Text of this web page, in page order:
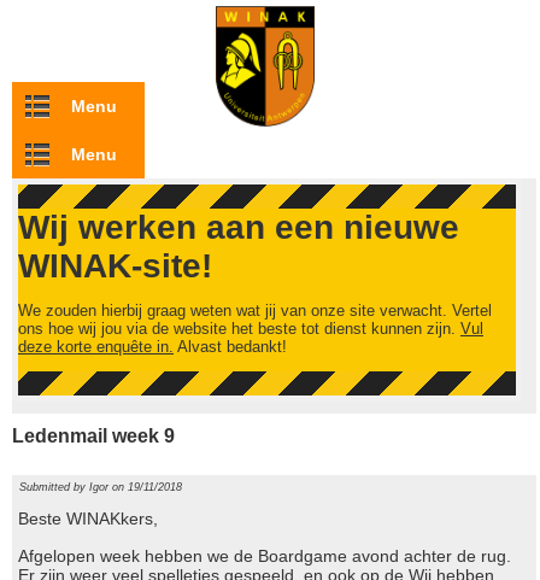
Overslaan en naar de inhoud gaan
Menu
Menu
Wij werken aan een nieuwe
WINAK-site!
We zouden hierbij graag weten wat jij van onze site verwacht. Vertel
ons hoe wij jou via de website het beste tot dienst kunnen zijn. Vul
deze korte enquête in. Alvast bedankt!
Ledenmail week 9
Submitted by Igoron 19/11/2018
Beste WINAKkers,
Afgelopen week hebben we de Boardgame avond achter de rug.
Er zijn weer veel spelletjes gespeeld, en ook op de Wii hebben